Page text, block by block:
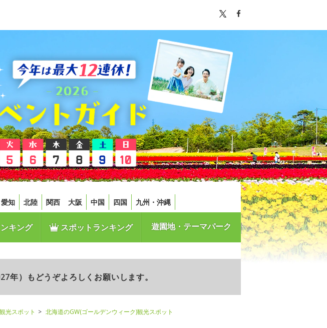
愛知 北陸 関西 大阪 中国 四国 九州・沖縄
キング スポットランキング 遊園地・テーマパーク
年）もどうぞよろしくお願いします。
光スポット
北海道のGW(ゴールデンウィーク)観光スポット